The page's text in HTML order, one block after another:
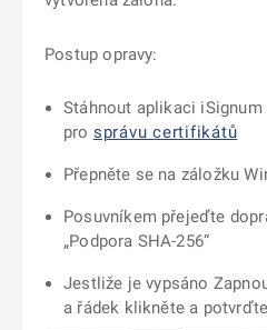
Postup opravy:
Stáhnout aplikaci
pro správu certifikátů
Přepněte se na záložku
Posuvníkem přejeďte
„Podpora SHA-256“
Jestliže je vypsáno
a řádek klikněte a